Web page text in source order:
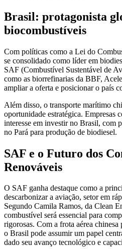
Brasil: protagonista
biocombustíveis
Com políticas como a Lei do
se consolidado como líder em
SAF (Combustível Sustentável de
como as biorrefinarias da BBF,
ampliar a oferta e posicionar o país
Além disso, o transporte marítimo
oportunidade estratégica. Empresas
interesse em investir no Brasil, com
no Pará para produção de biodiesel.
SAF e o Futuro dos
Renováveis
O SAF ganha destaque como a
descarbonizar a aviação, setor em
Segundo Camila Ramos, da Clean
combustível será essencial para
rigorosas. Com a frota aérea
o Brasil pode assumir um papel
dado seu avanço tecnológico e